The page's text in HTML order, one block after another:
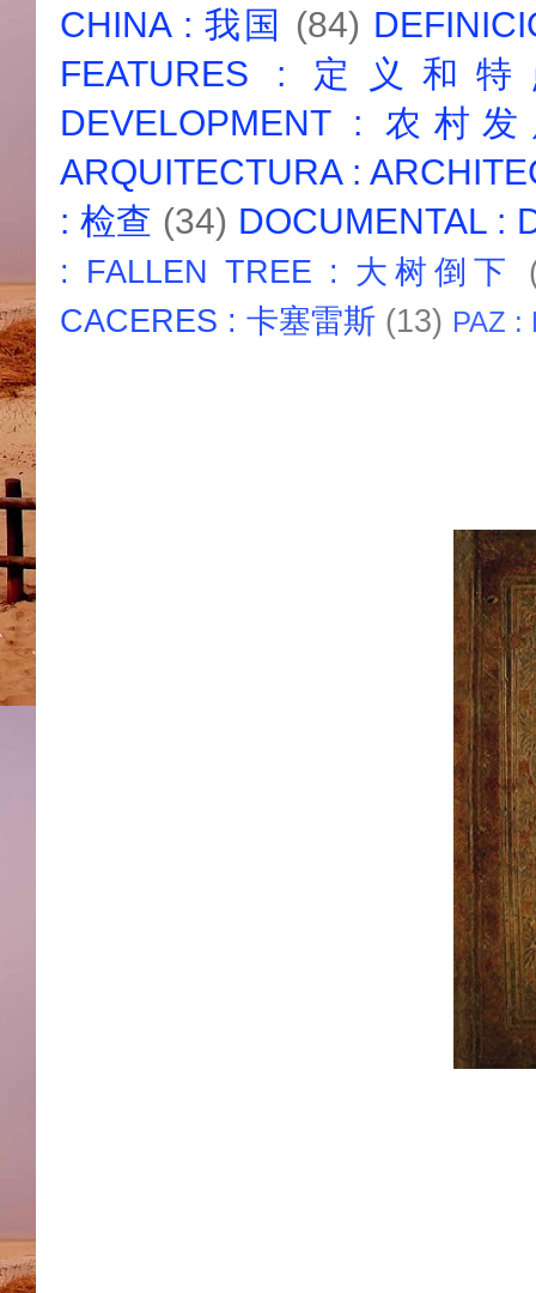
CHINA : 我国 (84)
FEATURES : 定义和
DEVELOPMENT : 农村
ARQUITECTURA :
: 检查 (34) DOCUMENTAL :
: FALLEN TREE : 大树倒下
CACERES : 卡塞雷斯 (13) PAZ :